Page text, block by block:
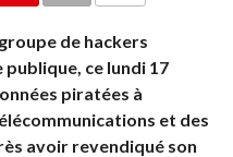
de hackers
ce lundi 17
piratées à
et des
avoir revendiqué son